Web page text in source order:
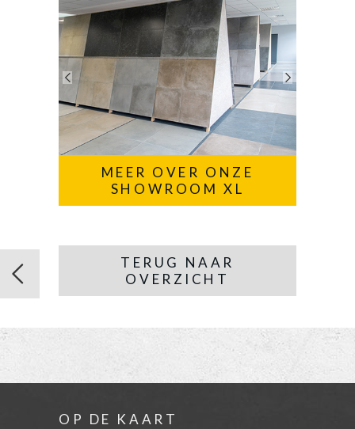
MEER OVER ONZE
SHOWROOM XL
TERUG NAAR
OVERZICHT
OP DE KAART